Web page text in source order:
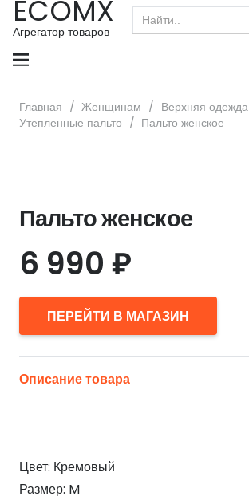
ECOMX
Агрегатор товаров
Search
for:
Главная / Женщинам / Верхняя одежда
Утепленные пальто / Пальто женское
Пальто женское
6 990 ₽
ПЕРЕЙТИ В МАГАЗИН
Описание товара
Цвет: Кремовый
Размер: M